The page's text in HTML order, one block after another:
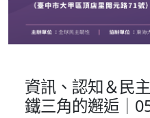
資訊、認知＆民
鐵三角的邂逅｜